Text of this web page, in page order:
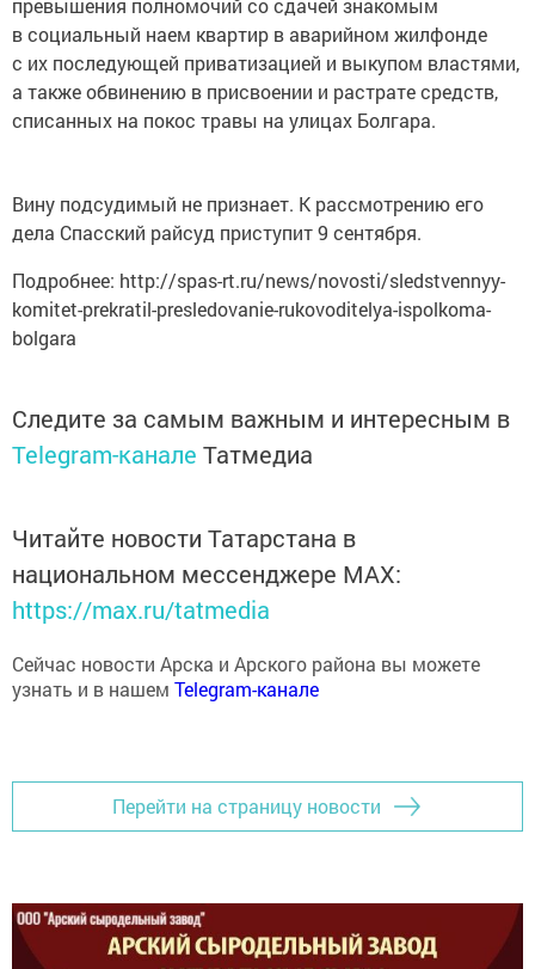
в социальный наем квартир в аварийном жилфонде
с их последующей приватизацией и выкупом властями,
а также обвинению в присвоении и растрате средств,
списанных на покос травы на улицах Болгара.
дела Спасский райсуд приступит 9 сентября.
komitet-prekratil-presledovanie-rukovoditelya-ispolkoma-
bolgara
Telegram-каналеТатмедиа
Читайте новости Татарстана в
национальном мессенджере MАХ:
https://max.ru/tatmedia
узнать и в нашемTelegram-канале
Перейти на страницу новости